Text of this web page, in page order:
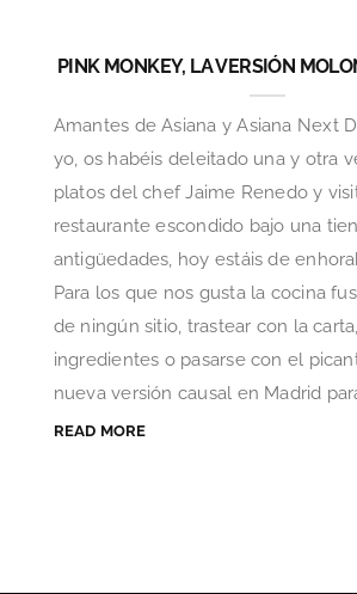
PINK MONKEY, LA VERSIÓN
Amantes de Asiana y Asiana Next
yo, os habéis deleitado una y otra
platos del chef Jaime Renedo y
restaurante escondido bajo una
antigüedades, hoy estáis de
Para los que nos gusta la cocina
de ningún sitio, trastear con la
ingredientes o pasarse con el
nueva versión causal en Madrid
READ MORE